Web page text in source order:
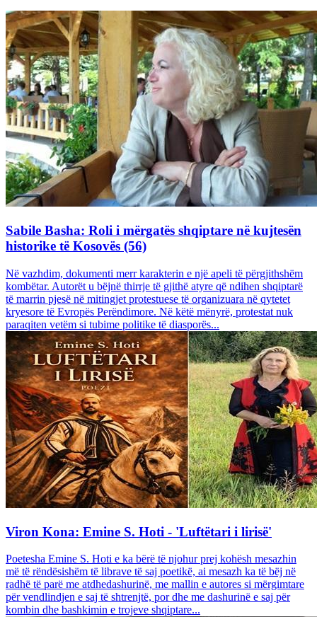
Sabile Basha: Roli i mërgatës shqiptare në kujtesën
historike të Kosovës (56)
Në vazhdim, dokumenti merr karakterin e një apeli të përgjithshëm
kombëtar. Autorët u bëjnë thirrje të gjithë atyre që ndihen shqiptarë
të marrin pjesë në mitingjet protestuese të organizuara në qytetet
kryesore të Evropës Perëndimore. Në këtë mënyrë, protestat nuk
paraqiten vetëm si tubime politike të diasporës...
Viron Kona: Emine S. Hoti - 'Luftëtari i lirisë'
Poetesha Emine S. Hoti e ka bërë të njohur prej kohësh mesazhin
më të rëndësishëm të librave të saj poetikë, ai mesazh ka të bëj në
radhë të parë me atdhedashurinë, me mallin e autores si mërgimtare
për vendlindjen e saj të shtrenjtë, por dhe me dashurinë e saj për
kombin dhe bashkimin e trojeve shqiptare...